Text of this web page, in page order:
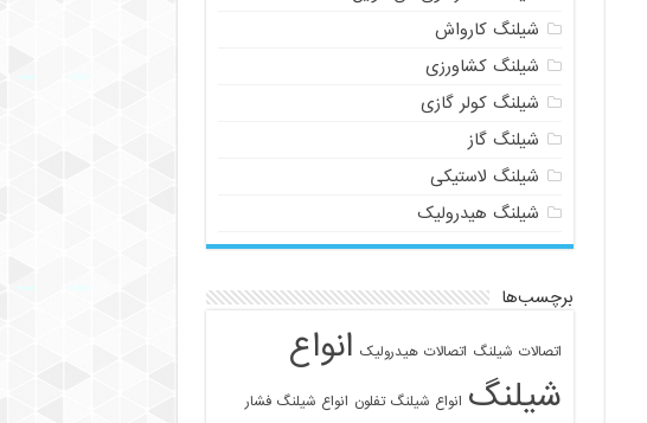
شیلنگ کارواش
شیلنگ کشاورزی
شیلنگ کولر گازی
شیلنگ گاز
شیلنگ لاستیکی
شیلنگ هیدرولیک
برچسب‌ها
اتصالات شیلنگ اتصالات هیدرولیک انواع
شیلنگ انواع شیلنگ تفلون انواع شیلنگ فشار